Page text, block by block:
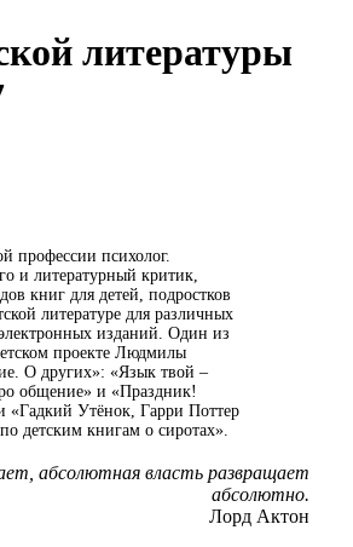
литературы
профессии психолог.
и литературный критик,
книг для детей, подростков
литературе для различных
изданий. Один из
проекте Людмилы
О других»: «Язык твой –
общение» и «Праздник!
«Гадкий Утёнок, Гарри Поттер
детским книгам о сиротах».
абсолютная власть развращает
абсолютно.
Лорд Актон